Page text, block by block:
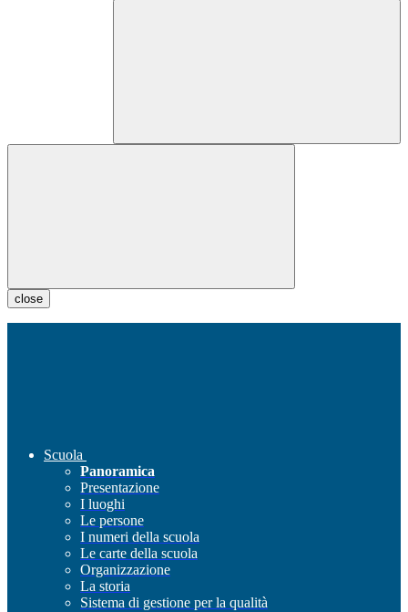
close
Scuola
Panoramica
Presentazione
I luoghi
Le persone
I numeri della scuola
Le carte della scuola
Organizzazione
La storia
Sistema di gestione per la qualità